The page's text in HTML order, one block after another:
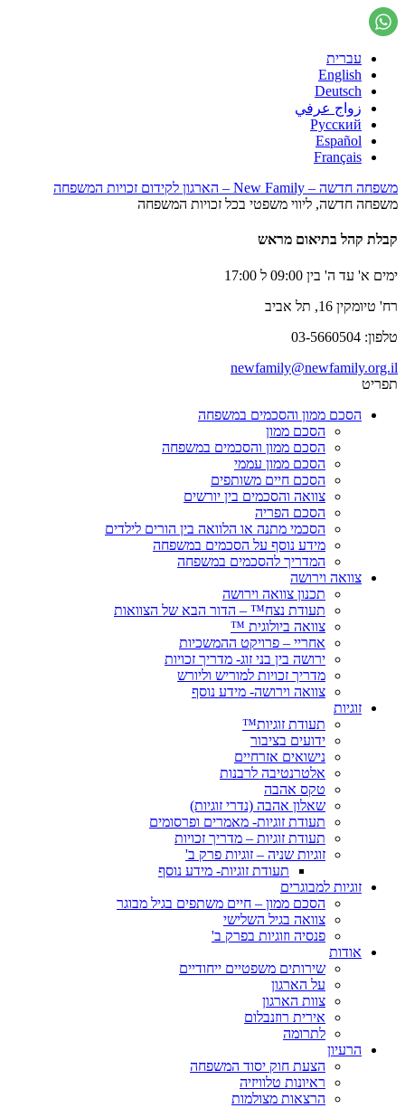
עברית
English
Deutsch
زواج عرفي
Русский
Español
Français
משפחה חדשה – New Family – הארגון לקידום זכויות המשפחה
משפחה חדשה, ליווי משפטי בכל זכויות המשפחה
קבלת קהל בתיאום מראש
ימים א' עד ה' בין 09:00 ל 17:00
רח' טיומקין 16, תל אביב
טלפון: 03-5660504
newfamily@newfamily.org.il
תפריט
הסכם ממון והסכמים במשפחה
הסכם ממון
הסכם ממון והסכמים במשפחה
הסכם ממון עממי
הסכם חיים משותפים
צוואה והסכמים בין יורשים
הסכם הפריה
הסכמי מתנה או הלוואה בין הורים לילדים
מידע נוסף על הסכמים במשפחה
המדריך להסכמים במשפחה
צוואה וירושה
תכנון צוואה וירושה
תעודת נצח™ – הדור הבא של הצוואות
צוואה ביולוגית ™
אחריי – פרויקט ההמשכיות
ירושה בין בני זוג- מדריך זכויות
מדריך זכויות למוריש וליורש
צוואה וירושה- מידע נוסף
זוגיות
תעודת זוגיות™
ידועים בציבור
נישואים אזרחיים
אלטרנטיבה לרבנות
טקס אהבה
שאלון אהבה (נדרי זוגיות)
תעודת זוגיות- מאמרים ופרסומים
תעודת זוגיות – מדריך זכויות
זוגיות שניה – זוגיות פרק ב'
תעודת זוגיות- מידע נוסף
זוגיות למבוגרים
הסכם ממון – חיים משתפים בגיל מבוגר
צוואה בגיל השלישי
פנסיה וזוגיות בפרק ב'
אודות
שירותים משפטיים ייחודיים
על הארגון
צוות הארגון
אירית רוזנבלום
לתרומה
הרעיון
הצעת חוק יסוד המשפחה
ראיונות טלוויזיה
הרצאות מצולמות